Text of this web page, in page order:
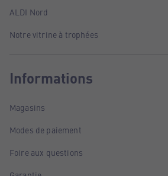
ALDI Nord
Notre vitrine à trophées
Informations
Magasins
Modes de paiement
Foire aux questions